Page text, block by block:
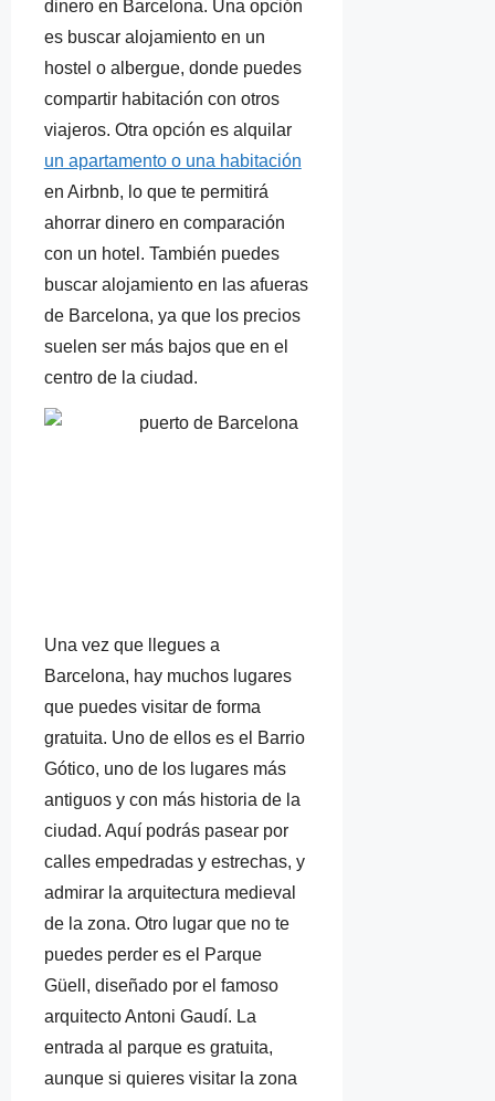
dinero en Barcelona. Una opción
es buscar alojamiento en un
hostel o albergue, donde puedes
compartir habitación con otros
viajeros. Otra opción es alquilar
un apartamento o una habitación
en Airbnb, lo que te permitirá
ahorrar dinero en comparación
con un hotel. También puedes
buscar alojamiento en las afueras
de Barcelona, ya que los precios
suelen ser más bajos que en el
centro de la ciudad.
Una vez que llegues a
Barcelona, hay muchos lugares
que puedes visitar de forma
gratuita. Uno de ellos es el Barrio
Gótico, uno de los lugares más
antiguos y con más historia de la
ciudad. Aquí podrás pasear por
calles empedradas y estrechas, y
admirar la arquitectura medieval
de la zona. Otro lugar que no te
puedes perder es el Parque
Güell, diseñado por el famoso
arquitecto Antoni Gaudí. La
entrada al parque es gratuita,
aunque si quieres visitar la zona